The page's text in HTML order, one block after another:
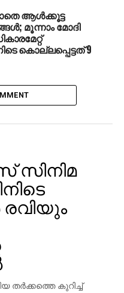
ആൾക്കൂട്ട
മൂന്നാം മോദി
കൊല്ലപ്പെട്ടത് 9
സിനിമ
രവിയും
തര്‍ക്കത്തെ കുറിച്ച്